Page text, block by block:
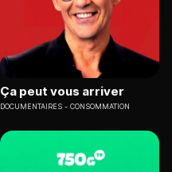
Ça peut vous arriver
DOCUMENTAIRES CONSOMMATION